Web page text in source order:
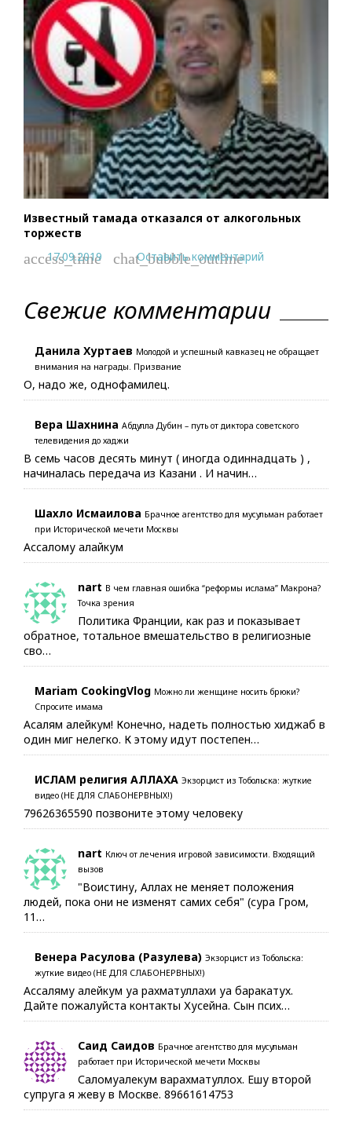
Известный тамада отказался от алкогольных
торжеств
access_time
17.09.2019 chat_bubble_outline
Оставить комментарий
Свежие комментарии
Данила Хуртаев Молодой и успешный кавказец не обращает
внимания на награды. Призвание
О, надо же, однофамилец.
Вера Шахнина Абдулла Дубин – путь от диктора советского
телевидения до хаджи
В семь часов десять минут ( иногда одиннадцать ) ,
начиналась передача из Казани . И начин…
Шахло Исмаилова Брачное агентство для мусульман работает
при Исторической мечети Москвы
Ассалому алайкум
nart В чем главная ошибка “реформы ислама” Макрона?
Точка зрения
Политика Франции, как раз и показывает
обратное, тотальное вмешательство в религиозные
сво…
Mariam CookingVlog Можно ли женщине носить брюки?
Спросите имама
Асалям алейкум! Конечно, надеть полностью хиджаб в
один миг нелегко. К этому идут постепен…
ИСЛАМ религия АЛЛАХА Экзорцист из Тобольска: жуткие
видео (НЕ ДЛЯ СЛАБОНЕРВНЫХ!)
79626365590 позвоните этому человеку
nart Ключ от лечения игровой зависимости. Входящий
вызов
"Воистину, Аллах не меняет положения
людей, пока они не изменят самих себя" (сура Гром,
11…
Венера Расулова (Разулева) Экзорцист из Тобольска:
жуткие видео (НЕ ДЛЯ СЛАБОНЕРВНЫХ!)
Ассаляму алейкум уа рахматуллахи уа баракатух.
Дайте пожалуйста контакты Хусейна. Сын псих…
Саид Саидов Брачное агентство для мусульман
работает при Исторической мечети Москвы
Саломуалекум варахматуллох. Ешу второй
супруга я жеву в Москве. 89661614753